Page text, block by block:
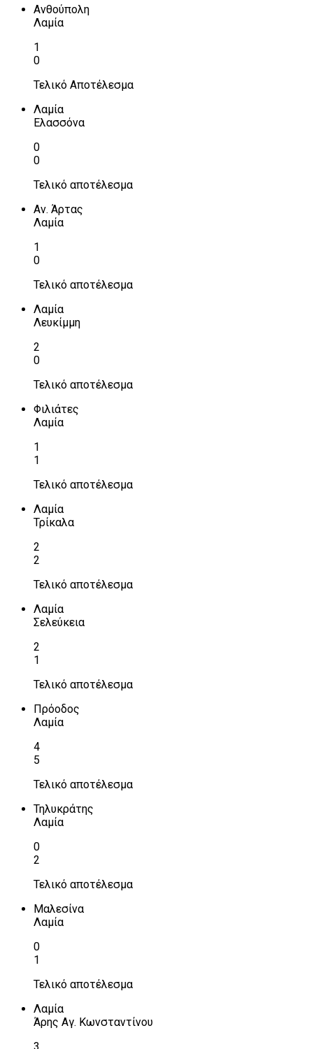
Ανθούπολη
Λαμία
1
0
Τελικό Αποτέλεσμα
Λαμία
Ελασσόνα
0
0
Τελικό αποτέλεσμα
Αν. Άρτας
Λαμία
1
0
Τελικό αποτέλεσμα
Λαμία
Λευκίμμη
2
0
Τελικό αποτέλεσμα
Φιλιάτες
Λαμία
1
1
Τελικό αποτέλεσμα
Λαμία
Τρίκαλα
2
2
Τελικό αποτέλεσμα
Λαμία
Σελεύκεια
2
1
Τελικό αποτέλεσμα
Πρόοδος
Λαμία
4
5
Τελικό αποτέλεσμα
Τηλυκράτης
Λαμία
0
2
Τελικό αποτέλεσμα
Μαλεσίνα
Λαμία
0
1
Τελικό αποτέλεσμα
Λαμία
Άρης Αγ. Κωνσταντίνου